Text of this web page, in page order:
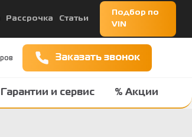
Рассрочка Статьи
Подбор по
VIN
Заказать звонок
Гарантии и сервис % Акции